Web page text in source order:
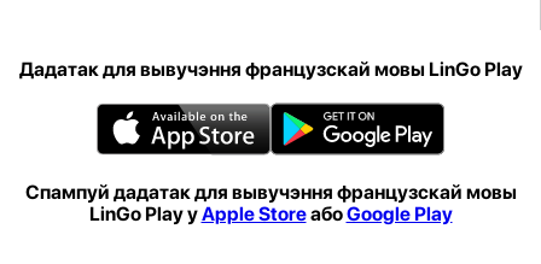
Дадатак для вывучэння французскай мовы LinGo Play
Спампуй дадатак для вывучэння французскай мовы
LinGo Play уApple StoreабоGoogle Play